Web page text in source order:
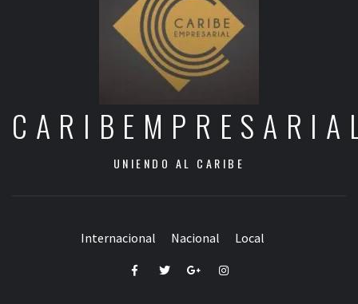
UNIENDO AL CARIBE
Internacional Nacional Local
FacebookTwitterGoogle+Instagram